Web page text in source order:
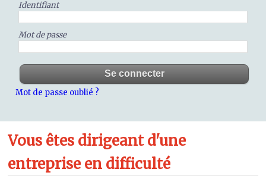
Identifiant
Mot de passe
Mot de passe oublié ?
Vous êtes dirigeant d'une
entreprise en difficulté